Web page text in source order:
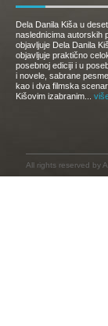
Dela Danila Kiša u
naslednicima autorskih
objavljuje Dela Danila
objavljuje praktično
posebnoj ediciji i u
i novele, sabrane
kao i dva filmska
Kišovim izabranim...
All rights reserved by